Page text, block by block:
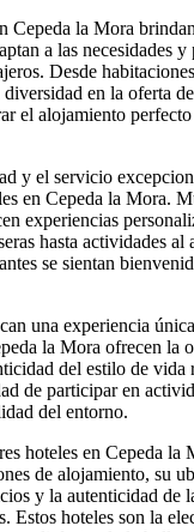
Cepeda la Mora
a las necesidades y
Desde
en la oferta
el alojamiento
y el servicio
en Cepeda la Mora.
experiencias
hasta actividades
se sientan
una experiencia
la Mora ofrecen la
del estilo de
de participar en
del entorno.
hoteles en Cepeda la
de alojamiento, su
y la autenticidad de
Estos hoteles son la